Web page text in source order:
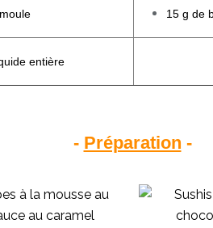
15 g de
entière
- Préparation -